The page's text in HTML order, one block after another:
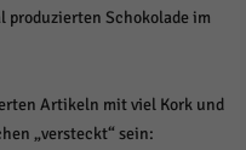
produzierten Schokolade im
Artikeln mit viel Kork und
„versteckt“ sein:
anzeigen